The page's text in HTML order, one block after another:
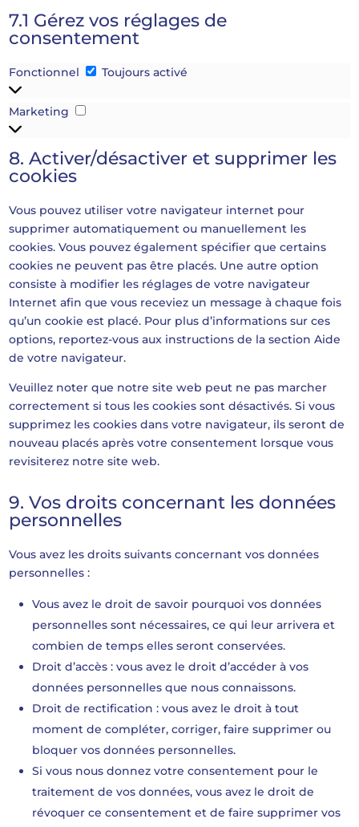
7.1 Gérez vos réglages de
consentement
Fonctionnel Fonctionnel
Toujours activé
Marketing
8. Activer/désactiver et supprimer les
cookies
Vous pouvez utiliser votre navigateur internet pour
supprimer automatiquement ou manuellement les
cookies. Vous pouvez également spécifier que certains
cookies ne peuvent pas être placés. Une autre option
consiste à modifier les réglages de votre navigateur
Internet afin que vous receviez un message à chaque fois
qu’un cookie est placé. Pour plus d’informations sur ces
options, reportez-vous aux instructions de la section Aide
de votre navigateur.
Veuillez noter que notre site web peut ne pas marcher
correctement si tous les cookies sont désactivés. Si vous
supprimez les cookies dans votre navigateur, ils seront de
nouveau placés après votre consentement lorsque vous
revisiterez notre site web.
9. Vos droits concernant les données
personnelles
Vous avez les droits suivants concernant vos données
personnelles :
Vous avez le droit de savoir pourquoi vos données
personnelles sont nécessaires, ce qui leur arrivera et
combien de temps elles seront conservées.
Droit d’accès : vous avez le droit d’accéder à vos
données personnelles que nous connaissons.
Droit de rectification : vous avez le droit à tout
moment de compléter, corriger, faire supprimer ou
bloquer vos données personnelles.
Si vous nous donnez votre consentement pour le
traitement de vos données, vous avez le droit de
révoquer ce consentement et de faire supprimer vos